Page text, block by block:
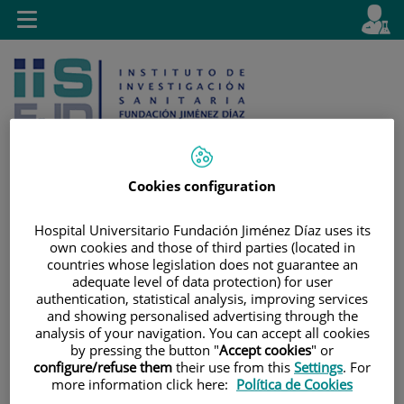
Saltar al contenido
contenido
Selector
activo
es
Buscar
Toggle
navigation
Cookies configuration
Hospital Universitario Fundación Jiménez Díaz uses its
own cookies and those of third parties (located in
countries whose legislation does not guarantee an
adequate level of data protection) for user
authentication, statistical analysis, improving services
and showing personalised advertising through the
analysis of your navigation. You can accept all cookies
by pressing the button "Accept cookies" or
configure/refuse them their use from this Settings. For
more information click here: Política de Cookies